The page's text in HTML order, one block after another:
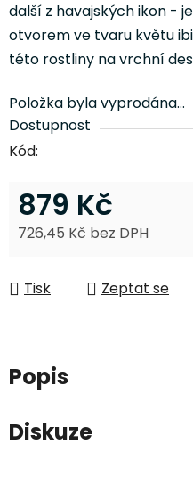
další z havajských ikon -
otvorem ve tvaru květu
této rostliny na vrchní
Položka byla vyprodána…
Dostupnost
Kód:
879 Kč
726,45 Kč bez DPH
Tisk
Zeptat se
Popis
Diskuze